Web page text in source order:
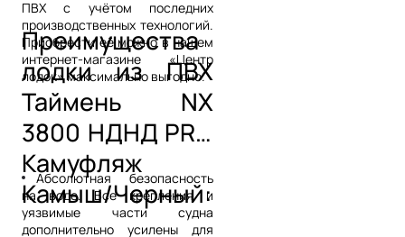
ПВХ с учётом последних
производственных технологий.
Приобрести её можно в нашем
интернет-магазине «Центр
лодок» максимально выгодно.
Преимущества
лодки из ПВХ
Таймень NX
3800 НДНД PRO
Камуфляж
Камыш/Черный:
Абсолютная безопасность
на воде. Все крепления и
уязвимые части судна
дополнительно усилены для